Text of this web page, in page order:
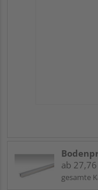
ab
gesamte